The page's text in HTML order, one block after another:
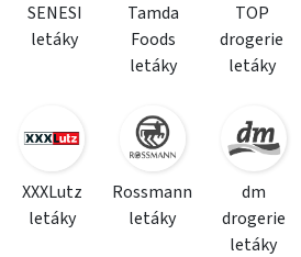
SENESI
letáky
Tamda
Foods
letáky
TOP
drogerie
letáky
XXXLutz
letáky
Rossmann
letáky
dm
drogerie
letáky